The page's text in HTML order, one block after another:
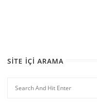
SITE İÇI ARAMA